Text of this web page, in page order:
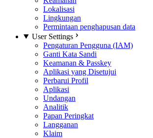
Lokalisasi
Lingkungan
Permintaan penghapusan data
User Settings
Pengaturan Pengguna (IAM)
Ganti Kata Sandi
Keamanan & Passkey
Aplikasi yang Disetujui
Perbarui Profil
Aplikasi
Undangan
Analitik
Papan Peringkat
Langganan
Klaim